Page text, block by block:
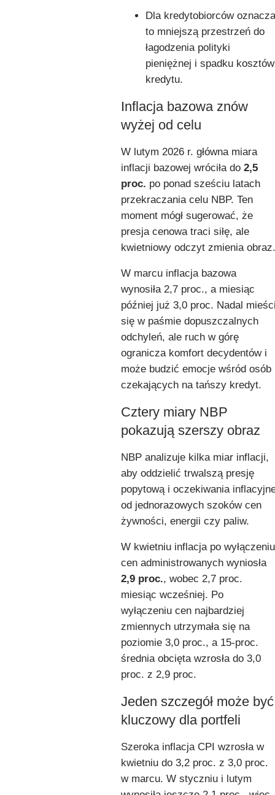
Dla kredytobiorców oznacza
to mniejszą przestrzeń do
łagodzenia polityki
pieniężnej i spadku kosztów
kredytu.
Inflacja bazowa znów
wyżej od celu
W lutym 2026 r. główna miara
inflacji bazowej wróciła do 2,5
proc. po ponad sześciu latach
przekraczania celu NBP. Ten
moment mógł sugerować, że
presja cenowa traci siłę, ale
kwietniowy odczyt zmienia obraz.
W marcu inflacja bazowa
wynosiła 2,7 proc., a miesiąc
później już 3,0 proc. Nadal
się w paśmie dopuszczalnych
odchyleń, ale ruch w górę
ogranicza komfort decydentów i
może budzić emocje wśród osób
czekających na tańszy kredyt.
Cztery miary NBP
pokazują szerszy obraz
NBP analizuje kilka miar inflacji,
aby oddzielić trwalszą presję
popytową i oczekiwania
od jednorazowych szoków cen
żywności, energii czy paliw.
W kwietniu inflacja po wyłączeniu
cen administrowanych wyniosła
2,9 proc., wobec 2,7 proc.
miesiąc wcześniej. Po
wyłączeniu cen najbardziej
zmiennych utrzymała się na
poziomie 3,0 proc., a 15-proc.
średnia obcięta wzrosła do 3,0
proc. z 2,9 proc.
Jeden szczegół może być
kluczowy dla portfeli
Szeroka inflacja CPI wzrosła w
kwietniu do 3,2 proc. z 3,0 proc.
w marcu. W styczniu i lutym